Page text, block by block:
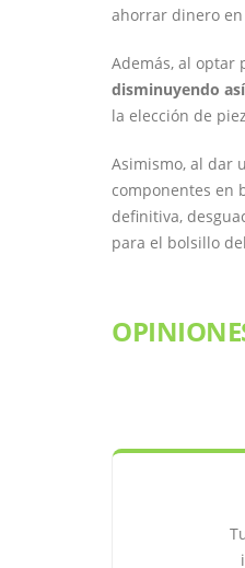
ahorrar dinero
Además, al optar
disminuyendo
la elección de
Asimismo, al dar
componentes en
definitiva,
para el bolsillo